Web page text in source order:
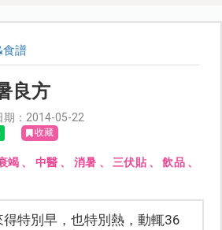
食譜
良方
期：2014-05-22
收藏
竭 、 中醫 、 消暑 、 三伏貼、飲品、
特別早，也特別熱，動輒36